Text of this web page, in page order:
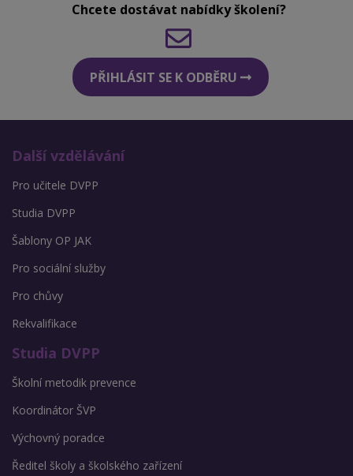
Chcete dostávat nabídky školení?
PŘIHLÁSIT SE K ODBĚRU
Další vzdělávání
Pro učitele DVPP
Studia DVPP
Šablony OP JAK
Pro sociální služby
Pro chůvy
Rekvalifikace
Studia DVPP
Školní metodik prevence
Koordinátor ŠVP
Výchovný poradce
Ředitel školy a školského zařízení